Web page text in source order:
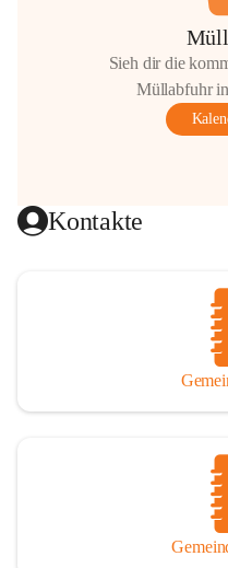
Sieh dir die
Müllabfuhr
Kontakte